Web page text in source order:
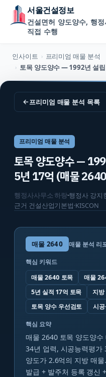
서울건설정보
건설면허 양도양수, 행
직접 수행
인사이트 › 프리미엄 매물 분석
›
←프리미엄 매물 분석 목록
프리미엄 매물 분석
토목 양도양수 —
5년 17억 (매물
행정사사무소 하랑·행정사 강지
근거 건설산업기본법·KISCON
매물 2640 매물 분석 리
핵심 키워드
매물 2640 토목
매물
5년 실적 17억 토목
지방
토목 양수 우선검토
시
핵심 요약
매물 2640 토목 양도양
34년 업력, 시공능력평가
양도가 2.6억의 지방 매
발급 + 발주처 등록 갱신